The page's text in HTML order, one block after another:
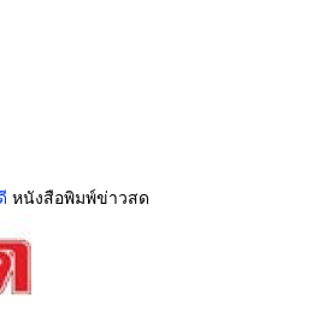
หนังสือพิมพ์ข่าวสด